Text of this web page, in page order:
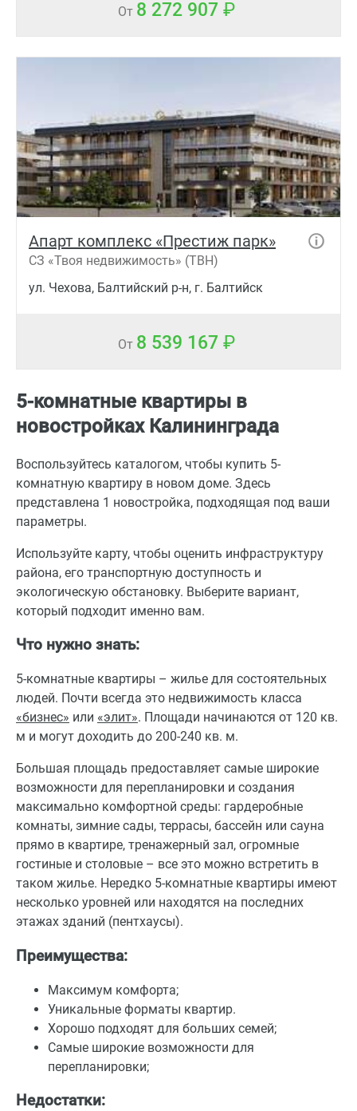
От 8 272 907
Апарт комплекс «Престиж парк»
СЗ «Твоя недвижимость» (ТВН)
ул. Чехова, Балтийский р-н, г. Балтийск
От 8 539 167
5-комнатные квартиры в
новостройках Калининграда
Воспользуйтесь каталогом, чтобы купить 5-
комнатную квартиру в новом доме. Здесь
представлена 1 новостройка, подходящая под ваши
параметры.
Используйте карту, чтобы оценить инфраструктуру
района, его транспортную доступность и
экологическую обстановку. Выберите вариант,
который подходит именно вам.
Что нужно знать:
5-комнатные квартиры – жилье для состоятельных
людей. Почти всегда это недвижимость класса
«бизнес» или «элит». Площади начинаются от 120 кв.
м и могут доходить до 200-240 кв. м.
Большая площадь предоставляет самые широкие
возможности для перепланировки и создания
максимально комфортной среды: гардеробные
комнаты, зимние сады, террасы, бассейн или сауна
прямо в квартире, тренажерный зал, огромные
гостиные и столовые – все это можно встретить в
таком жилье. Нередко 5-комнатные квартиры имеют
несколько уровней или находятся на последних
этажах зданий (пентхаусы).
Преимущества:
Максимум комфорта;
Уникальные форматы квартир.
Хорошо подходят для больших семей;
Самые широкие возможности для
перепланировки;
Недостатки: